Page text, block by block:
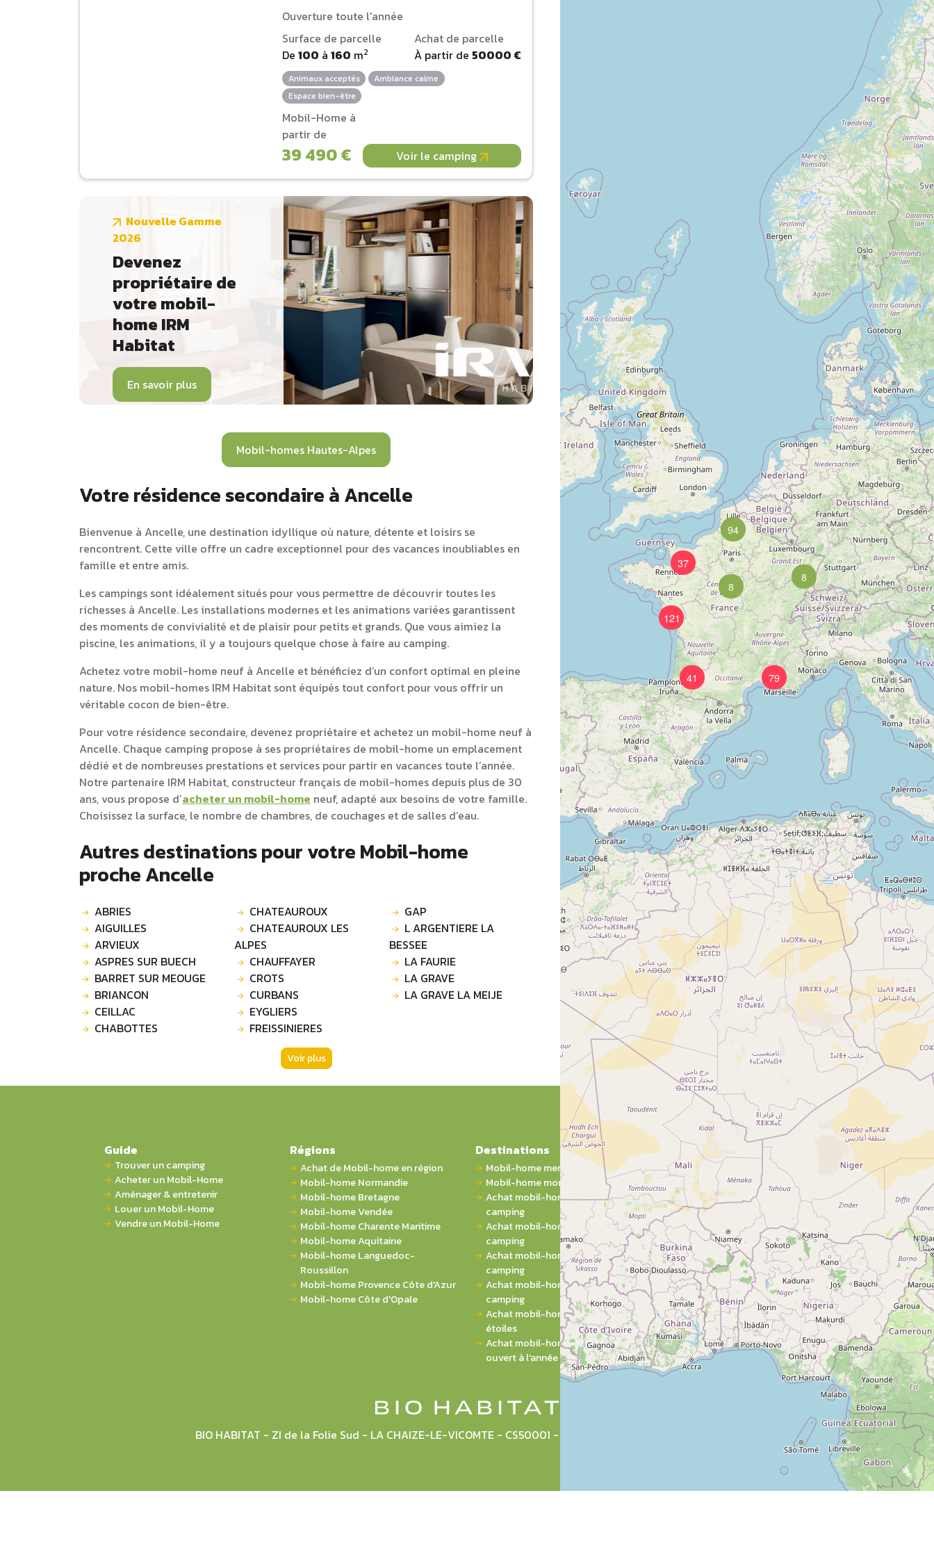
8
37
8
94
79
121
41
Ouverture toute l'année
Surface de parcelle
De100 à160 m2
Achat de parcelle
À partir de 50000 €
Animaux acceptés
Ambiance calme
Espace bien-être
Mobil-Home à
partir de
39 490 € Voir le camping
Nouvelle Gamme
2026
Devenez
propriétaire de
votre mobil-
home IRM
Habitat
En savoir plus
Mobil-homes Hautes-Alpes
Votre résidence secondaire à Ancelle
Bienvenue à Ancelle, une destination idyllique où nature, détente et loisirs se
rencontrent. Cette ville offre un cadre exceptionnel pour des vacances inoubliables en
famille et entre amis.
Les campings sont idéalement situés pour vous permettre de découvrir toutes les
richesses à Ancelle. Les installations modernes et les animations variées garantissent
des moments de convivialité et de plaisir pour petits et grands. Que vous aimiez la
piscine, les animations, il y a toujours quelque chose à faire au camping.
Achetez votre mobil-home neuf à Ancelle et bénéficiez d’un confort optimal en pleine
nature. Nos mobil-homes IRM Habitat sont équipés tout confort pour vous offrir un
véritable cocon de bien-être.
Pour votre résidence secondaire, devenez propriétaire et achetez un mobil-home neuf à
Ancelle. Chaque camping propose à ses propriétaires de mobil-home un emplacement
dédié et de nombreuses prestations et services pour partir en vacances toute l’année.
Notre partenaire IRM Habitat, constructeur français de mobil-homes depuis plus de 30
ans, vous propose d’acheter un mobil-home neuf, adapté aux besoins de votre famille.
Choisissez la surface, le nombre de chambres, de couchages et de salles d’eau.
Autres destinations pour votre Mobil-home
proche Ancelle
ABRIES
AIGUILLES
ARVIEUX
ASPRES SUR BUECH
BARRET SUR MEOUGE
BRIANCON
CEILLAC
CHABOTTES
CHATEAUROUX
CHATEAUROUX LES
ALPES
CHAUFFAYER
CROTS
CURBANS
EYGLIERS
FREISSINIERES
GAP
L ARGENTIERE LA
BESSEE
LA FAURIE
LA GRAVE
LA GRAVE LA MEIJE
Voir plus
BIO HABITAT - ZI de la Folie Sud - LA CHAIZE-LE-VICOMTE - CS50001 - 85036 LA ROCHE-SUR-YON CEDEX
Guide
Trouver un camping
Acheter un Mobil-Home
Aménager & entretenir
Louer un Mobil-Home
Vendre un Mobil-Home
Régions
Achat de Mobil-home en région
Mobil-home Normandie
Mobil-home Bretagne
Mobil-home Vendée
Mobil-home Charente Maritime
Mobil-home Aquitaine
Mobil-home Languedoc-
Roussillon
Mobil-home Provence Côte d'Azur
Mobil-home Côte d'Opale
Destinations
Mobil-home mer
Mobil-home montagne
Achat mobil-home 1 chambre sur
camping
Achat mobil-home 2 chambres sur
camping
Achat mobil-home 3 chambres sur
camping
Achat mobil-home 4 chambres sur
camping
Achat mobil-home sur camping 5
étoiles
Achat mobil-home sur camping
ouvert à l'année
A propos
Qui sommes-nous ?
Actualités
Nos partenaires
Notre réseau
Nos campings
Blog
Espace revendeur